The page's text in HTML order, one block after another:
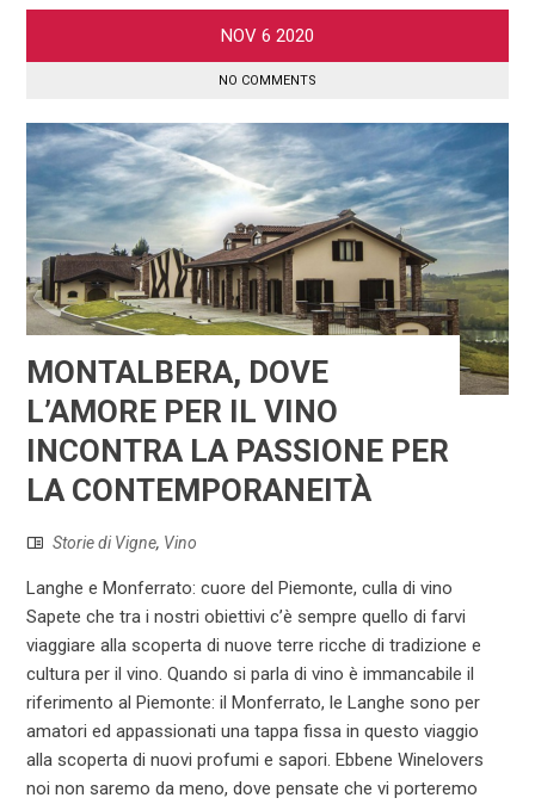
NOV 6 2020
NO COMMENTS
MONTALBERA, DOVE
L’AMORE PER IL VINO
INCONTRA LA PASSIONE PER
LA CONTEMPORANEITÀ
Storie di Vigne, Vino
Langhe e Monferrato: cuore del Piemonte, culla di vino
Sapete che tra i nostri obiettivi c’è sempre quello di farvi
viaggiare alla scoperta di nuove terre ricche di tradizione e
cultura per il vino. Quando si parla di vino è immancabile il
riferimento al Piemonte: il Monferrato, le Langhe sono per
amatori ed appassionati una tappa fissa in questo viaggio
alla scoperta di nuovi profumi e sapori. Ebbene Winelovers
noi non saremo da meno, dove pensate che vi porteremo